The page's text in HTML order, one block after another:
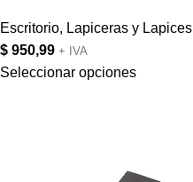
Escritorio, Lapiceras y Lapices
$ 950,99 + IVA
Seleccionar opciones